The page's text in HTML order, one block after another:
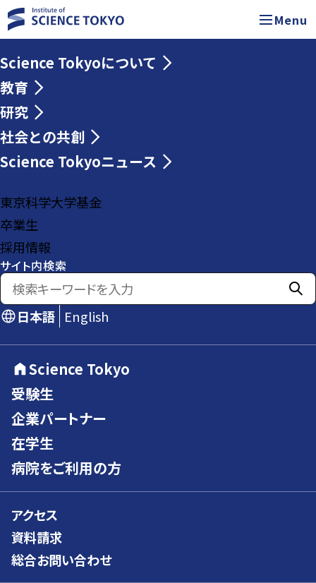
Menu
Science Tokyoについて
教育
研究
社会との共創
Science Tokyoニュース
東京科学大学基金
卒業生
採用情報
サイト内検索
日本語 English
Science Tokyo
受験生
企業パートナー
在学生
病院をご利用の方
アクセス
資料請求
総合お問い合わせ